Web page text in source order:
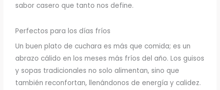
sabor casero que tanto nos define.
Perfectos para los días fríos
Un buen plato de cuchara es más que comida; es un
abrazo cálido en los meses más fríos del año. Los guisos
y sopas tradicionales no solo alimentan, sino que
también reconfortan, llenándonos de energía y calidez.